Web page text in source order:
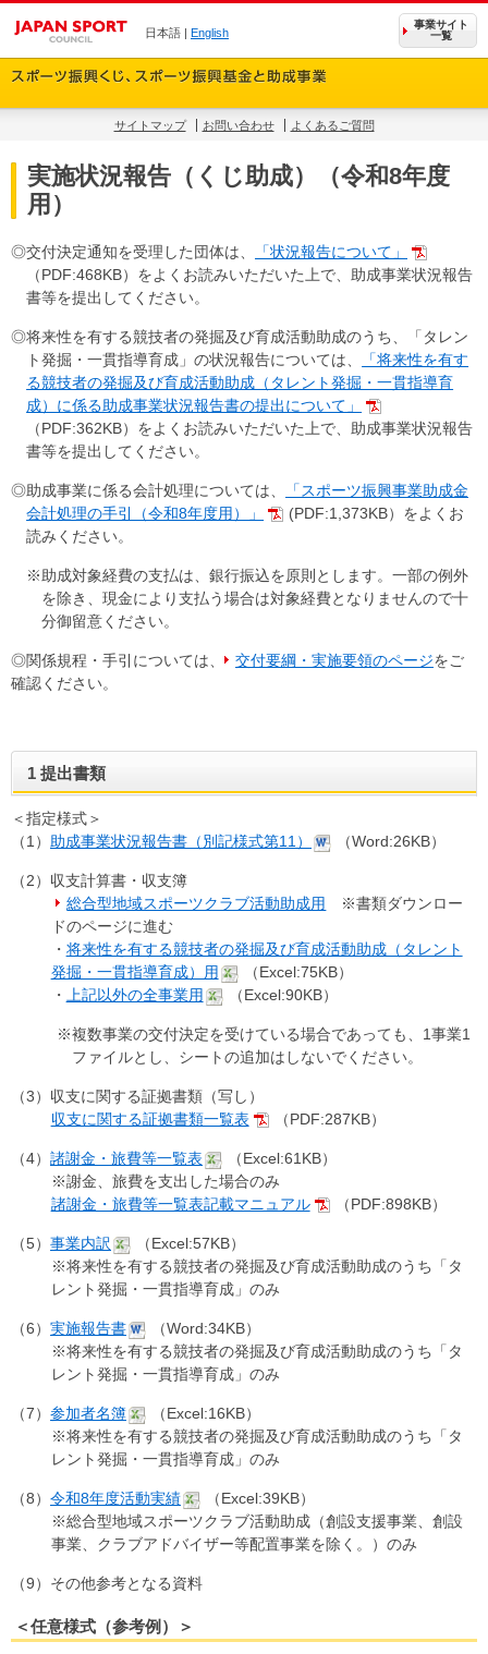
日本語 | English
事業サイト
一覧
サイトマップ お問い合わせ よくあるご質問
実施状況報告（くじ助成）（令和8年度
用）
◎交付決定通知を受理した団体は、
「状況報告について」
（PDF:468KB）をよくお読みいただいた上で、助成事業状況報告
書等を提出してください。
◎将来性を有する競技者の発掘及び育成活動助成のうち、「タレン
ト発掘・一貫指導育成」の状況報告については、
「将来性を有す
る競技者の発掘及び育成活動助成（タレント発掘・一貫指導育
成）に係る助成事業状況報告書の提出について」
（PDF:362KB）をよくお読みいただいた上で、助成事業状況報告
書等を提出してください。
◎助成事業に係る会計処理については、
「スポーツ振興事業助成金
会計処理の手引（令和8年度用）」
(PDF:1,373KB）をよくお
読みください。
※助成対象経費の支払は、銀行振込を原則とします。一部の例外
を除き、現金により支払う場合は対象経費となりませんので十
分御留意ください。
◎関係規程・手引については、 交付要綱・実施要領のページをご
確認ください。
1 提出書類
＜指定様式＞
（1） 助成事業状況報告書（別記様式第11） （Word:26KB）
（2）収支計算書・収支簿
総合型地域スポーツクラブ活動助成用
※書類ダウンロー
ドのページに進む
・ 将来性を有する競技者の発掘及び育成活動助成（タレント
発掘・一貫指導育成）用
（Excel:75KB）
・
上記以外の全事業用 （Excel:90KB）
※複数事業の交付決定を受けている場合であっても、1事業1
ファイルとし、シートの追加はしないでください。
（3）収支に関する証拠書類（写し）
収支に関する証拠書類一覧表
（PDF:287KB）
（4） 諸謝金・旅費等一覧表
（Excel:61KB）
※謝金、旅費を支出した場合のみ
諸謝金・旅費等一覧表記載マニュアル
（PDF:898KB）
（5） 事業内訳
（Excel:57KB）
※将来性を有する競技者の発掘及び育成活動助成のうち「タ
レント発掘・一貫指導育成」のみ
（6） 実施報告書
（Word:34KB）
※将来性を有する競技者の発掘及び育成活動助成のうち「タ
レント発掘・一貫指導育成」のみ
（7） 参加者名簿
（Excel:16KB）
※将来性を有する競技者の発掘及び育成活動助成のうち「タ
レント発掘・一貫指導育成」のみ
（8） 令和8年度活動実績
（Excel:39KB）
※総合型地域スポーツクラブ活動助成（創設支援事業、創設
事業、クラブアドバイザー等配置事業を除く。）のみ
（9）その他参考となる資料
＜任意様式（参考例）＞